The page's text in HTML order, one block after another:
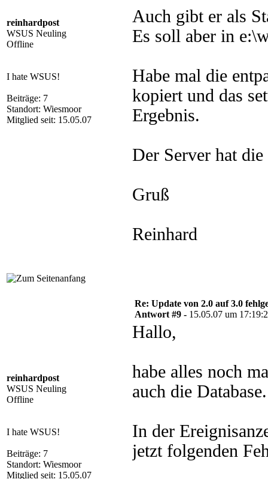
reinhardpost
WSUS Neuling
Offline
I hate WSUS!
Beiträge: 7
Standort: Wiesmoor
Mitglied seit: 15.05.07
Auch gibt er als
Es soll aber in
Habe mal die
kopiert und das
Ergebnis.
Der Server hat
Gruß
Reinhard
reinhardpost
WSUS Neuling
Offline
I hate WSUS!
Beiträge: 7
Standort: Wiesmoor
Mitglied seit: 15.05.07
Re: Update von 2.0 auf 3.0
Antwort #9 - 15.05.07 um
Hallo,
habe alles noch
auch die Database.
In der
jetzt folgenden